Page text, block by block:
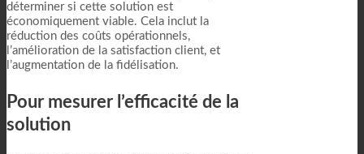
déterminer si cette solution est
économiquement viable. Cela inclut la
réduction des coûts opérationnels,
l’amélioration de la satisfaction client, et
l’augmentation de la fidélisation.
Pour mesurer l’efficacité de la
solution